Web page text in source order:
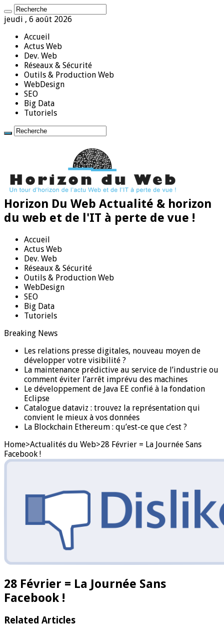
jeudi , 6 août 2026
Accueil
Actus Web
Dev. Web
Réseaux & Sécurité
Outils & Production Web
WebDesign
SEO
Big Data
Tutoriels
Horizon Du Web Actualité & horizon
du web et de l'IT à perte de vue !
Accueil
Actus Web
Dev. Web
Réseaux & Sécurité
Outils & Production Web
WebDesign
SEO
Big Data
Tutoriels
Breaking News
Les relations presse digitales, nouveau moyen de
développer votre visibilité ?
La maintenance prédictive au service de l’industrie ou
comment éviter l’arrêt imprévu des machines
Le développement de Java EE confié à la fondation
Eclipse
Catalogue dataviz : trouvez la représentation qui
convient le mieux à vos données
La Blockchain Ethereum : qu’est-ce que c’est ?
Home>Actualités du Web>28 Février = La Journée Sans
Facebook !
28 Février = La Journée Sans
Facebook !
Related Articles